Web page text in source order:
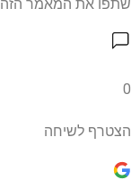
שתפו את המאמר הזה
0
הצטרף לשיחה